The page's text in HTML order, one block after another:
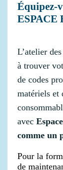
Équipez-
ESPACE
L’atelier
à trouver
de codes
matériels et
avec
comme un
Pour la
de